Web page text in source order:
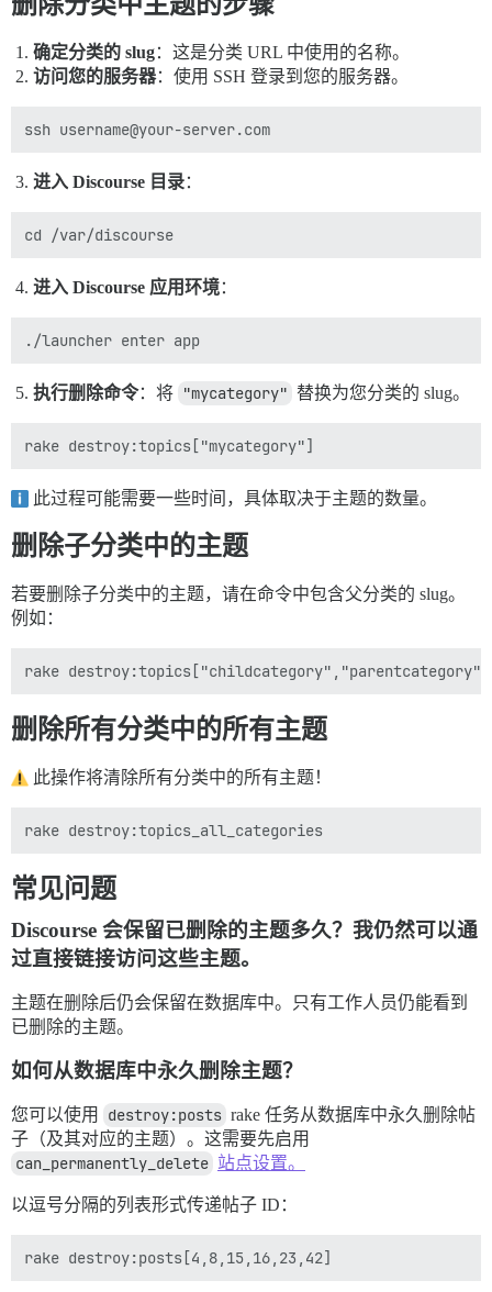
确定分类的 slug：这是分类 URL 中使用的名称。
访问您的服务器：使用 SSH 登录到您的服务器。
进入 Discourse 目录：
进入 Discourse 应用环境：
执行删除命令：将 "mycategory" 替换为您分类的 slug。
此过程可能需要一些时间，具体取决于主题的数量。
删除子分类中的主题
若要删除子分类中的主题，请在命令中包含父分类的 slug。
例如：
删除所有分类中的所有主题
此操作将清除所有分类中的所有主题！
常见问题
Discourse 会保留已删除的主题多久？我仍然可以通
过直接链接访问这些主题。
主题在删除后仍会保留在数据库中。只有工作人员仍能看到
已删除的主题。
如何从数据库中永久删除主题？
您可以使用 destroy:posts rake 任务从数据库中永久删除帖
子（及其对应的主题）。这需要先启用
can_permanently_delete 站点设置。
以逗号分隔的列表形式传递帖子 ID：